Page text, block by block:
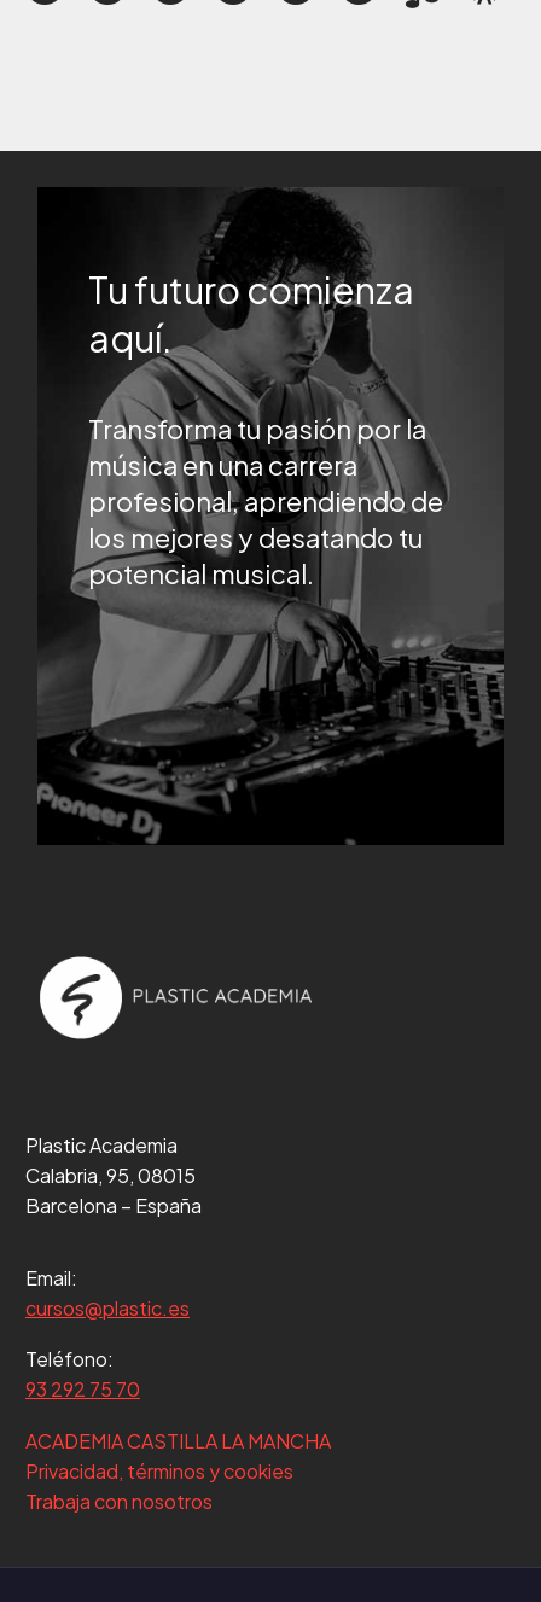
Plastic Academia
Calabria, 95, 08015
Barcelona – España
Email:
cursos@plastic.es
Teléfono:
93 292 75 70
ACADEMIA CASTILLA LA MANCHA
Privacidad, términos y cookies
Trabaja con nosotros
Tu futuro comienza
aquí.
Transforma tu pasión por la
música en una carrera
profesional, aprendiendo de
los mejores y desatando tu
potencial musical.